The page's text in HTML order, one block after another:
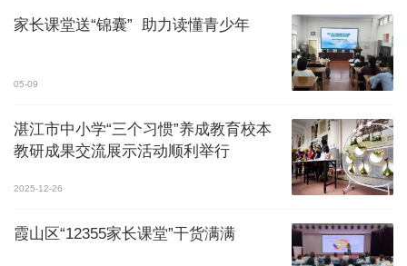
家长课堂送“锦囊” 助力读懂青少年
05-09
湛江市中小学“三个习惯”养成教育校本
教研成果交流展示活动顺利举行
2025-12-26
霞山区“12355家长课堂”干货满满